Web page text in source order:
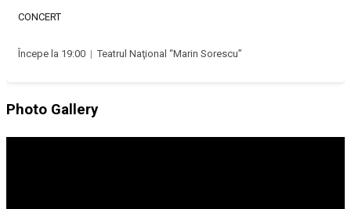
CONCERT
Începe la 19:00 |Teatrul Naţional “Marin Sorescu”
Photo Gallery